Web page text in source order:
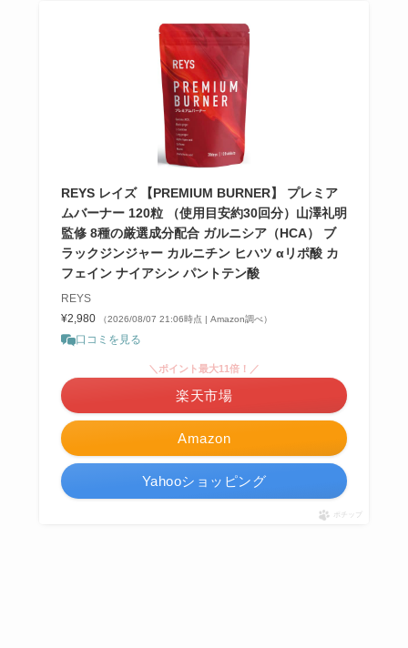
REYS レイズ 【PREMIUM BURNER】 プレミア
ムバーナー 120粒 （使用目安約30回分）山澤礼明
監修 8種の厳選成分配合 ガルニシア（HCA） ブ
ラックジンジャー カルニチン ヒハツ αリポ酸 カ
フェイン ナイアシン パントテン酸
REYS
¥2,980
（2026/08/07 21:06時点 | Amazon調べ）
口コミを見る
Amazon
＼ポイント最大11倍！／
楽天市場
Yahooショッピング
ポチップ